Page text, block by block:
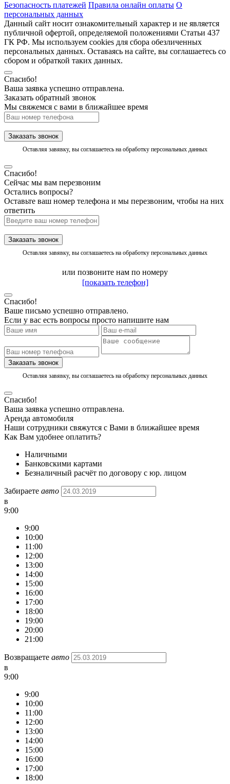
Безопасность платежей Правила онлайн оплаты О
персональных данных
Данный сайт носит ознакомительный характер и не является
публичной офертой, определяемой положениями Статьи 437
ГК РФ. Мы используем cookies для сбора обезличенных
персональных данных. Оставаясь на сайте, вы соглашаетесь со
сбором и обраткой таких данных.
Спасибо!
Ваша заявка успешно отправлена.
Заказать обратный звонок
Мы свяжемся с вами в ближайшее время
Заказать звонок
Оставляя завявку, вы соглашаетесь на обработку персональных данных
Спасибо!
Сейчас мы вам перезвоним
Остались вопросы?
Оставьте ваш номер телефона и мы перезвоним, чтобы на них
ответить
Заказать звонок
Оставляя завявку, вы соглашаетесь на обработку персональных данных
или позвоните нам по номеру
[показать телефон]
Спасибо!
Ваше письмо успешно отправлено.
Если у вас есть вопросы просто напишите нам
Заказать звонок
Оставляя завявку, вы соглашаетесь на обработку персональных данных
Спасибо!
Ваша заявка успешно отправлена.
Аренда автомобиля
Наши сотрудники свяжутся с Вами в ближайшее время
Как Вам удобнее оплатить?
Наличными
Банковскими картами
Безналичный расчёт по договору с юр. лицом
Забираете авто
в
9:00
9:00
10:00
11:00
12:00
13:00
14:00
15:00
16:00
17:00
18:00
19:00
20:00
21:00
Возвращаете авто
в
9:00
9:00
10:00
11:00
12:00
13:00
14:00
15:00
16:00
17:00
18:00